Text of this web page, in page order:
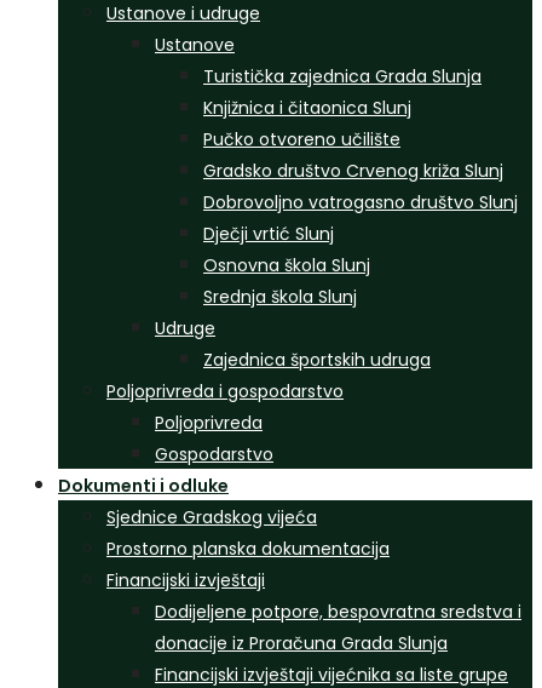
Ustanove i udruge
Ustanove
Turistička zajednica Grada Slunja
Knjižnica i čitaonica Slunj
Pučko otvoreno učilište
Gradsko društvo Crvenog križa Slunj
Dobrovoljno vatrogasno društvo Slunj
Dječji vrtić Slunj
Osnovna škola Slunj
Srednja škola Slunj
Udruge
Zajednica športskih udruga
Poljoprivreda i gospodarstvo
Poljoprivreda
Gospodarstvo
Dokumenti i odluke
Sjednice Gradskog vijeća
Prostorno planska dokumentacija
Financijski izvještaji
Dodijeljene potpore, bespovratna sredstva i
donacije iz Proračuna Grada Slunja
Financijski izvještaji vijećnika sa liste grupe